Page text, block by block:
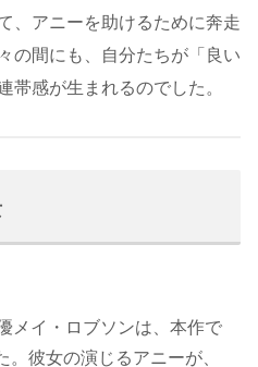
、アニーを助けるために奔走
の間にも、自分たちが「良い
帯感が生まれるのでした。
メイ・ロブソンは、本作で
彼女の演じるアニーが、